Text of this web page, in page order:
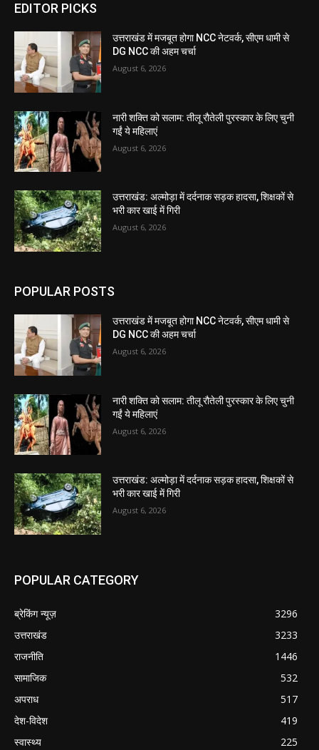
EDITOR PICKS
उत्तराखंड में मजबूत होगा NCC नेटवर्क, सीएम धामी से
DG NCC की अहम चर्चा
August 6, 2026
नारी शक्ति को सलाम: तीलू रौतेली पुरस्कार के लिए चुनी
गईं ये महिलाएं
August 6, 2026
उत्तराखंड: अल्मोड़ा में दर्दनाक सड़क हादसा, शिक्षकों से
भरी कार खाई में गिरी
August 6, 2026
POPULAR POSTS
उत्तराखंड में मजबूत होगा NCC नेटवर्क, सीएम धामी से
DG NCC की अहम चर्चा
August 6, 2026
नारी शक्ति को सलाम: तीलू रौतेली पुरस्कार के लिए चुनी
गईं ये महिलाएं
August 6, 2026
उत्तराखंड: अल्मोड़ा में दर्दनाक सड़क हादसा, शिक्षकों से
भरी कार खाई में गिरी
August 6, 2026
POPULAR CATEGORY
ब्रेकिंग न्यूज़
3296
उत्तराखंड
3233
राजनीति
1446
सामाजिक
532
अपराध
517
देश-विदेश
419
स्वास्थ्य
225